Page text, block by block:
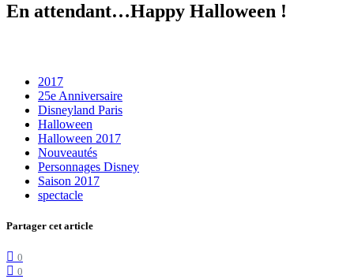
En attendant…Happy Halloween !
2017
25e Anniversaire
Disneyland Paris
Halloween
Halloween 2017
Nouveautés
Personnages Disney
Saison 2017
spectacle
Partager cet article
0
0